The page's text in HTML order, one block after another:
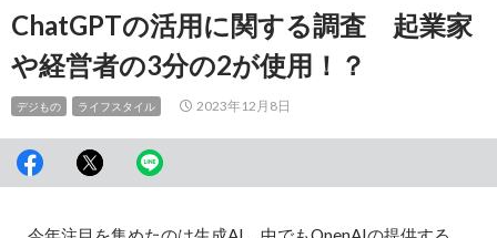
動ChatGPTの活用に関する調査 起業家
や経営者の3分の2が使用！？
デジもの ライフスタイル 2023年12月8日